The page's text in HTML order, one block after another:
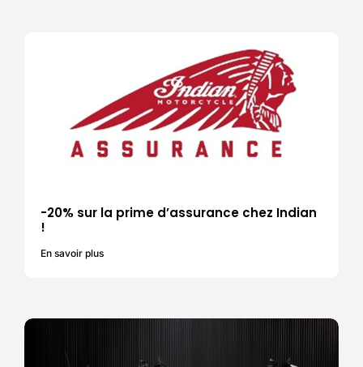
-20% sur la prime d’assurance chez Indian
!
En savoir plus